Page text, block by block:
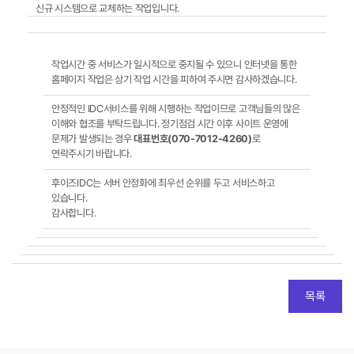
신규 시스템으로 교체하는 작업입니다.
작업시간 중 서비스가 일시적으로 중지될 수 있으니 인터넷을 통한
홈페이지 작업은 상기 작업 시간을 피하여 주시면 감사하겠습니다.
안정적인 IDC서비스를 위해 시행하는 작업이므로 고객님들의 많은
이해와 협조를 부탁드립니다. 정기점검 시간 이후 사이트 운영에
문제가 발생되는 경우대표번호(070-7012-4260)로
연락주시기 바랍니다.
후이즈IDC는 서버 안정화에 최우선 순위를 두고 서비스하고
있습니다.
감사합니다.
목록